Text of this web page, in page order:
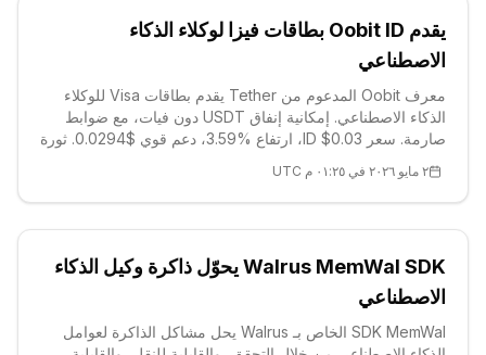
يقدم Oobit ID بطاقات فيزا لوكلاء الذكاء
الاصطناعي
معرف Oobit المدعوم من Tether يقدم بطاقات Visa للوكلاء
الذكاء الاصطناعي. إمكانية إنفاق USDT دون فيات، مع ضوابط
صارمة. سعر ID $0.03، ارتفاع %3.59، دعم قوي $0.0294. ثورة
٢ مايو ٢٠٢٦ في ٠١:٢٥ م UTC
Walrus MemWal SDK يحوّل ذاكرة وكيل الذكاء
الاصطناعي
SDK MemWal الخاص بـ Walrus يحل مشاكل الذاكرة لعوامل